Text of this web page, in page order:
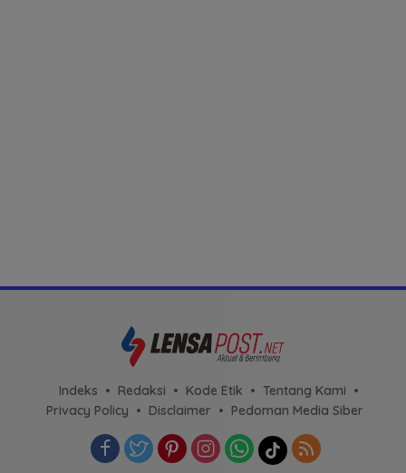
Indeks Redaksi Kode Etik
Tentang Kami
Privacy Policy
Disclaimer Pedoman Media Siber